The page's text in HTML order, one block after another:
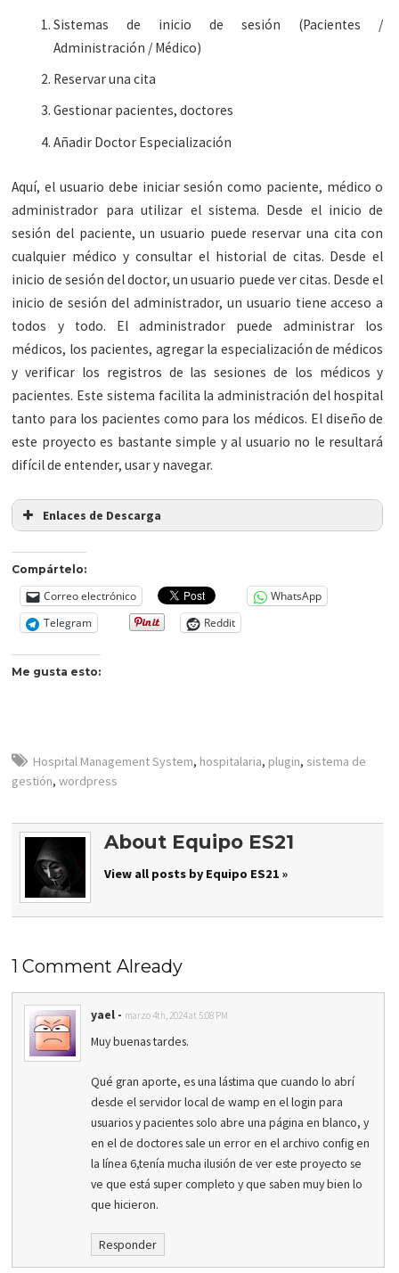
Sistemas de inicio de sesión (Pacientes /
Administración / Médico)
Reservar una cita
Gestionar pacientes, doctores
Añadir Doctor Especialización
Aquí, el usuario debe iniciar sesión como paciente, médico o
administrador para utilizar el sistema. Desde el inicio de
sesión del paciente, un usuario puede reservar una cita con
cualquier médico y consultar el historial de citas. Desde el
inicio de sesión del doctor, un usuario puede ver citas. Desde el
inicio de sesión del administrador, un usuario tiene acceso a
todos y todo. El administrador puede administrar los
médicos, los pacientes, agregar la especialización de médicos
y verificar los registros de las sesiones de los médicos y
pacientes. Este sistema facilita la administración del hospital
tanto para los pacientes como para los médicos. El diseño de
este proyecto es bastante simple y al usuario no le resultará
difícil de entender, usar y navegar.
Enlaces de Descarga
Compártelo:
Correo electrónico
WhatsApp
Telegram
Reddit
Me gusta esto:
Hospital Management System, hospitalaria, plugin, sistema de
gestión,wordpress
About Equipo ES21
View all posts by Equipo ES21 »
1 Comment Already
yael - marzo 4th, 2024 at 5:08 PM
Muy buenas tardes.
Qué gran aporte, es una lástima que cuando lo abrí
desde el servidor local de wamp en el login para
usuarios y pacientes solo abre una página en blanco, y
en el de doctores sale un error en el archivo config en
la línea 6,tenía mucha ilusión de ver este proyecto se
ve que está super completo y que saben muy bien lo
que hicieron.
Responder